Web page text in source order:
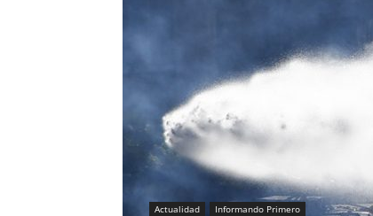
Actualidad Informando Primero